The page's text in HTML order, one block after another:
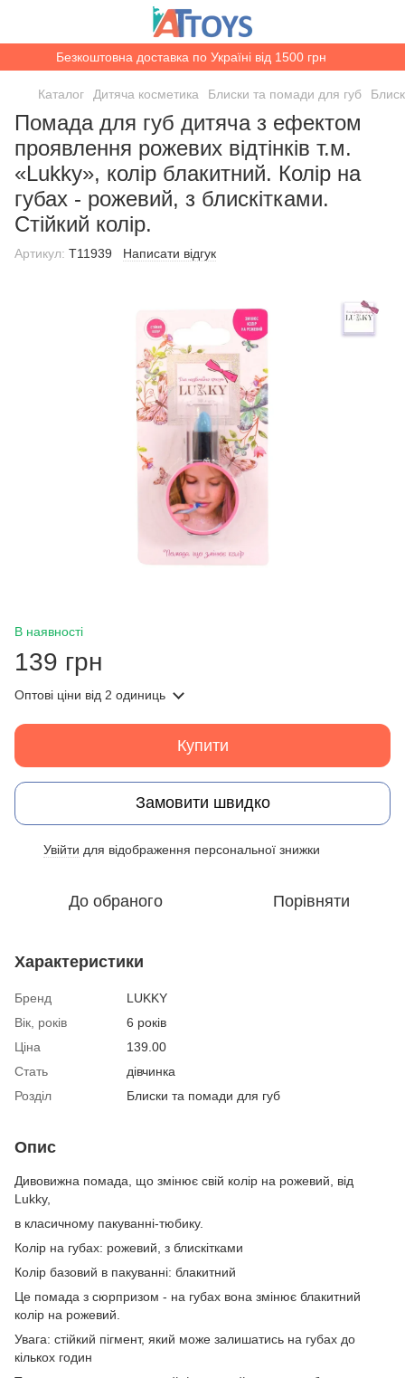
Безкоштовна доставка по Україні від 1500 грн
Каталог Дитяча косметика Блиски та помади для губ
Помада для губ дитяча з ефектом
проявлення рожевих відтінків т.м.
«Lukky», колір блакитний. Колір на
губах - рожевий, з блискітками.
Стійкий колір.
Артикул: T11939 Написати відгук
В наявності
139 грн
Оптові ціни від 2 одиниць
Купити
Замовити швидко
Увійти для відображення персональної знижки
До обраного Порівняти
Характеристики
Бренд
LUKKY
Вік, років
6 років
Ціна
139.00
Стать
дівчинка
Розділ
Блиски та помади для губ
Опис
Дивовижна помада, що змінює свій колір на рожевий, від
Lukky,
в класичному пакуванні-тюбику.
Колір на губах: рожевий, з блискітками
Колір базовий в пакуванні: блакитний
Це помада з сюрпризом - на губах вона змінює блакитний
колір на рожевий.
Увага: стійкий пігмент, який може залишатись на губах до
кількох годин